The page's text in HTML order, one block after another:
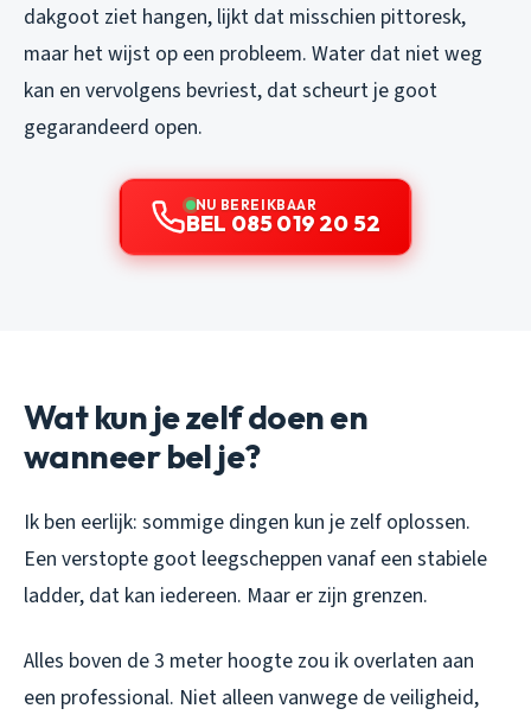
dakgoot ziet hangen, lijkt dat misschien pittoresk,
maar het wijst op een probleem. Water dat niet weg
kan en vervolgens bevriest, dat scheurt je goot
gegarandeerd open.
NU BEREIKBAAR
BEL 085 019 20 52
Wat kun je zelf doen en
wanneer bel je?
Ik ben eerlijk: sommige dingen kun je zelf oplossen.
Een verstopte goot leegscheppen vanaf een stabiele
ladder, dat kan iedereen. Maar er zijn grenzen.
Alles boven de 3 meter hoogte zou ik overlaten aan
een professional. Niet alleen vanwege de veiligheid,